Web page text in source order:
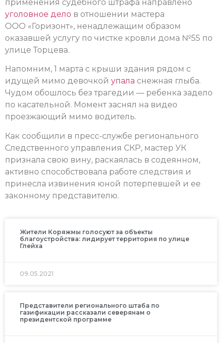
применения судебного штрафа направлено
уголовное дело в отношении мастера
ООО «Горизонт», ненадлежащим образом
оказавшей услугу по чистке кровли дома №55 по
улице Торцева.
Напомним, 1 марта с крыши здания рядом с
идущей мимо девочкой упала снежная глыба.
Чудом обошлось без трагедии — ребенка задело
по касательной. Момент заснял на видео
проезжающий мимо водитель.
Как сообщили в пресс-службе регионального
Следственного управления СКР, мастер УК
признала свою вину, раскаялась в содеянном,
активно способствовала работе следствия и
принесла извинения юной потерпевшей и ее
законному представителю.
Жители Коряжмы голосуют за объекты
благоустройства: лидирует территория по улице
Глейха
09.05.2021
Представители регионального штаба по
газификации рассказали северянам о
президентской программе